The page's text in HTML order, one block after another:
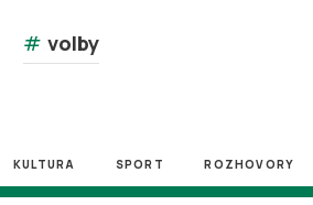
# volby
KULTURA SPORT ROZHOVORY